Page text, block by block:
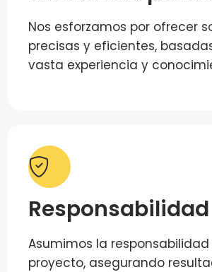
Nos esforzamos por ofrecer
precisas y eficientes,
vasta experiencia y
Responsabilidad
Asumimos la
proyecto, asegurando